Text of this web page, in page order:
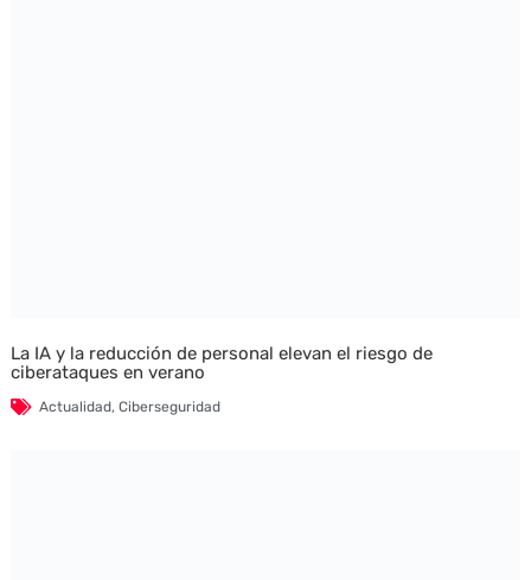
La IA y la reducción de personal elevan el riesgo de
ciberataques en verano
Actualidad, Ciberseguridad